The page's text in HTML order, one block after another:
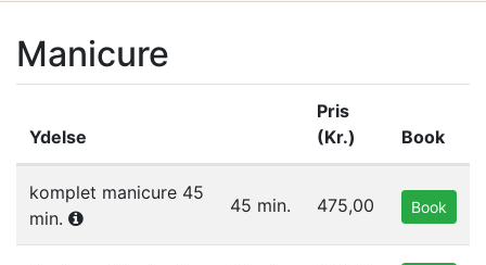
Manicure
Ydelse
Pris
(Kr.)
Book
komplet manicure 45
min.
45 min. 475,00 Book